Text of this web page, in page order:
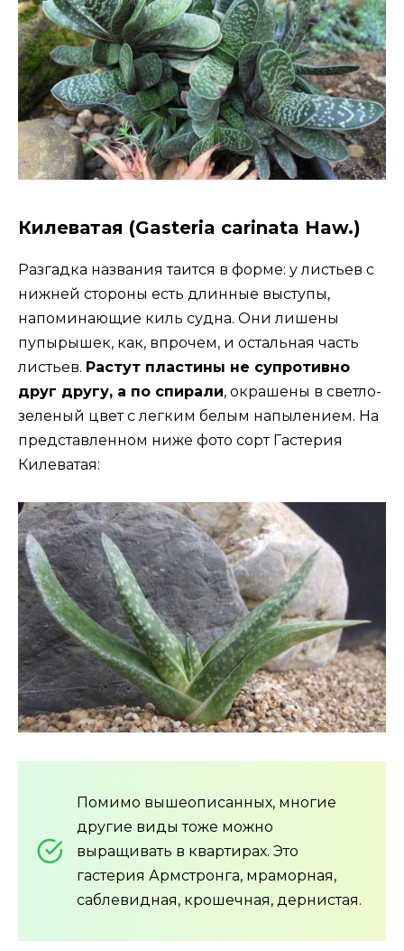
Килеватая (Gasteria carinata Haw.)
Разгадка названия таится в форме: у листьев с
нижней стороны есть длинные выступы,
напоминающие киль судна. Они лишены
пупырышек, как, впрочем, и остальная часть
листьев. Растут пластины не супротивно
друг другу, а по спирали, окрашены в светло-
зеленый цвет с легким белым напылением. На
представленном ниже фото сорт Гастерия
Килеватая:
Помимо вышеописанных, многие
другие виды тоже можно
выращивать в квартирах. Это
гастерия Армстронга, мраморная,
саблевидная, крошечная, дернистая.